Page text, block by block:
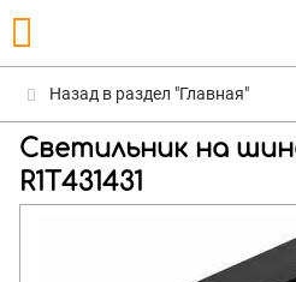
Назад в раздел "Главная"
Светильник на
R1T431431